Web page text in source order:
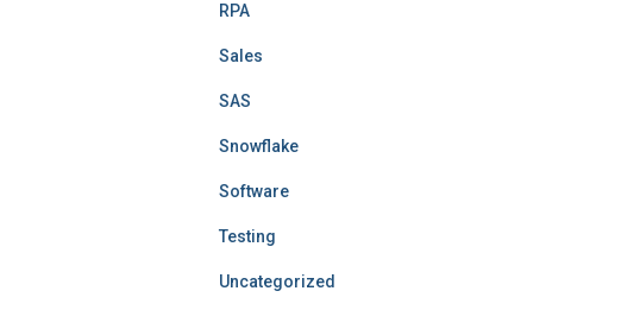
RPA
Sales
SAS
Snowflake
Software
Testing
Uncategorized